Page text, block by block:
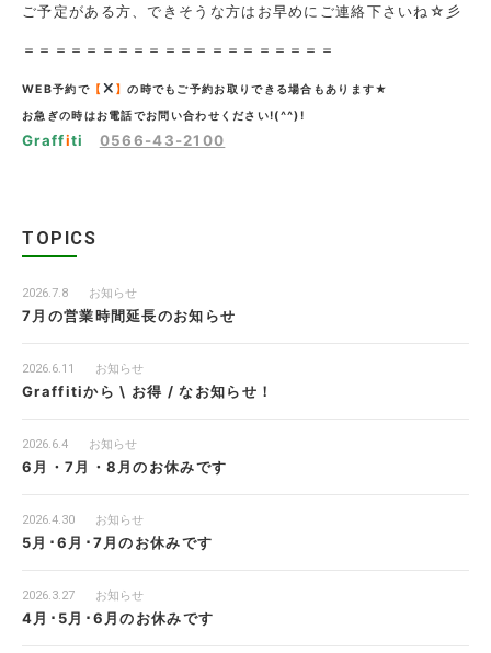
ご予定がある方、できそうな方はお早めにご連絡下さいね☆彡
＝＝＝＝＝＝＝＝＝＝＝＝＝＝＝＝＝＝＝＝
WEB予約で【 】の時でもご予約お取りできる場合もあります★
お急ぎの時はお電話でお問い合わせください!(^^)!
Graffiti 0566-43-2100
TOPICS
2026.7.8 お知らせ
7月の営業時間延長のお知らせ
2026.6.11 お知らせ
Graffitiから \ お得 / なお知らせ！
2026.6.4 お知らせ
6月・7月・8月のお休みです
2026.4.30 お知らせ
5月･6月･7月のお休みです
2026.3.27 お知らせ
4月･5月･6月のお休みです